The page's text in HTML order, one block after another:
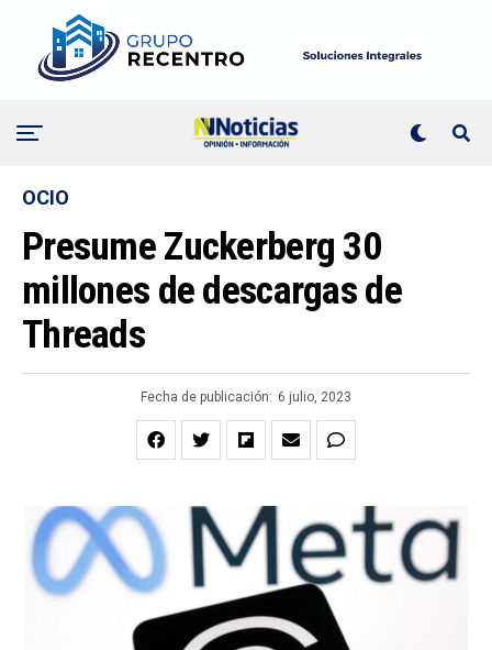
OCIO
Presume Zuckerberg 30
millones de descargas de
Threads
Fecha de publicación: 6 julio, 2023